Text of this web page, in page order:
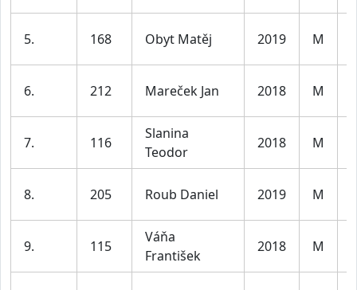
5. 168 Obyt Matěj 2019 M
6. 212 Mareček Jan 2018 M
7. 116
Slanina
Teodor
2018 M
8. 205 Roub Daniel 2019 M
9. 115
Váňa
František
2018 M